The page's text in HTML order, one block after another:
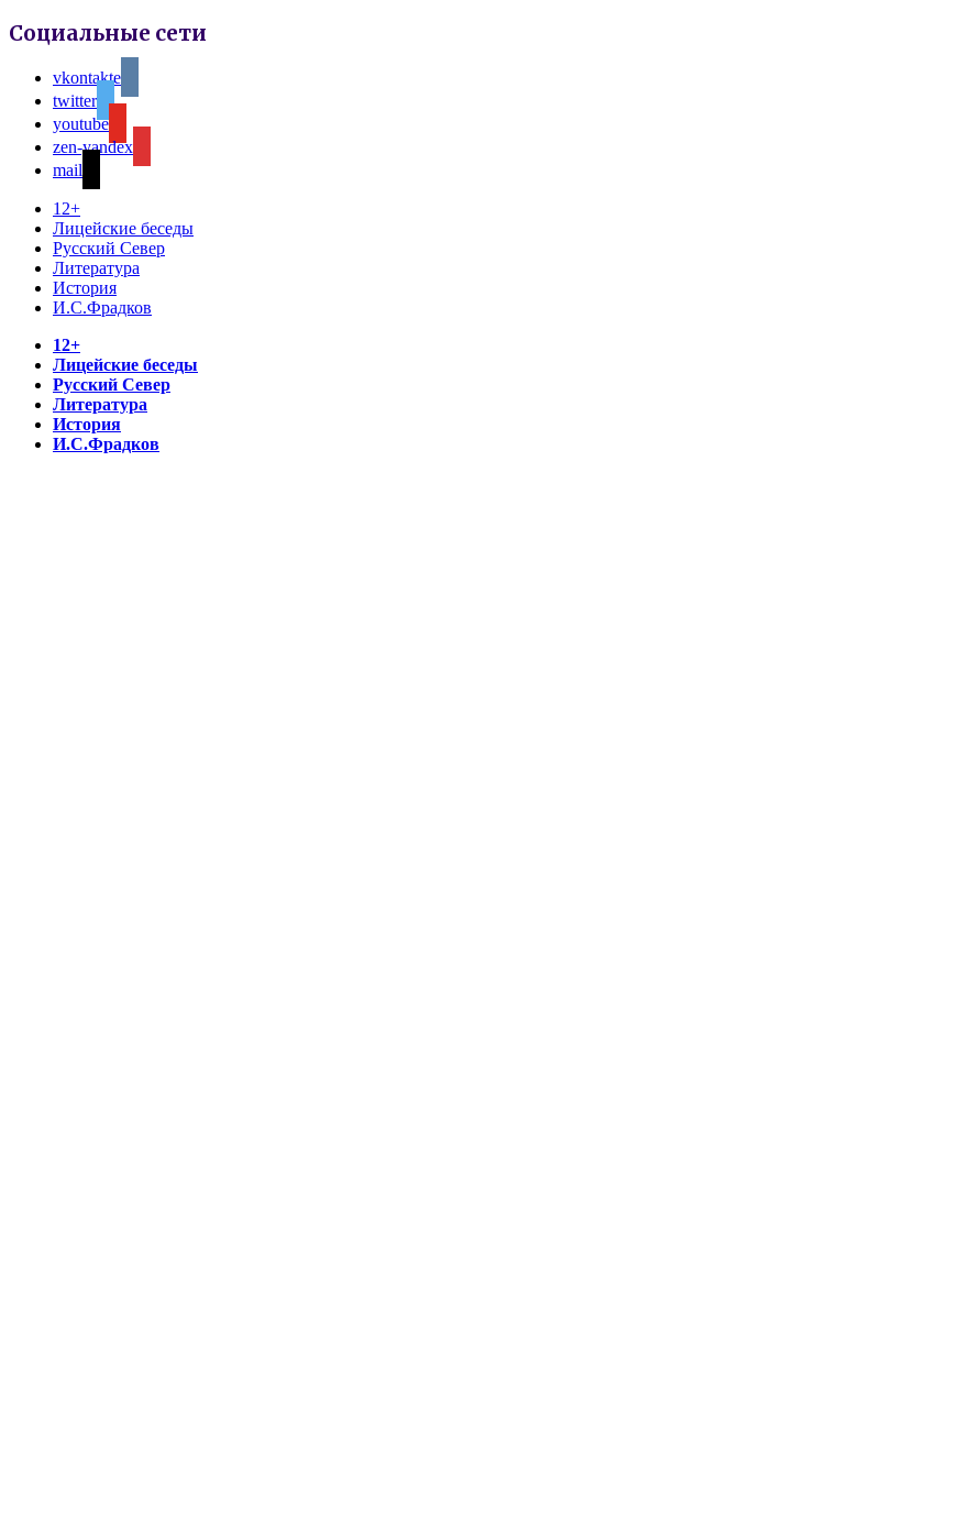
Социальные сети
vkontakte
twitter
youtube
zen-yandex
mail
12+
Лицейские беседы
Русский Север
Литература
История
И.С.Фрадков
12+
Лицейские беседы
Русский Север
Литература
История
И.С.Фрадков